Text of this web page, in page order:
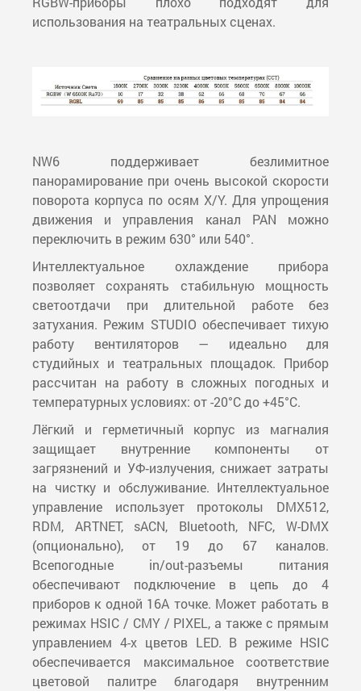
использования на театральных сценах.
NW6 поддерживает безлимитное
панорамирование при очень высокой скорости
поворота корпуса по осям X/Y. Для упрощения
движения и управления канал PAN можно
переключить в режим 630° или 540°.
Интеллектуальное охлаждение прибора
позволяет сохранять стабильную мощность
светоотдачи при длительной работе без
затухания. Режим STUDIO обеспечивает тихую
работу вентиляторов — идеально для
студийных и театральных площадок. Прибор
рассчитан на работу в сложных погодных и
температурных условиях: от -20°С до +45°С.
Лёгкий и герметичный корпус из магналия
защищает внутренние компоненты от
загрязнений и УФ‑излучения, снижает затраты
на чистку и обслуживание. Интеллектуальное
управление использует протоколы DMX512,
RDM, ARTNET, sACN, Bluetooth, NFC, W-DMX
(опционально), от 19 до 67 каналов.
Всепогодные in/out-разъемы питания
обеспечивают подключение в цепь до 4
приборов к одной 16А точке. Может работать в
режимах HSIC / CMY / PIXEL, а также с прямым
управлением 4-х цветов LED. В режиме HSIC
обеспечивается максимальное соответствие
цветовой палитре благодаря внутренним